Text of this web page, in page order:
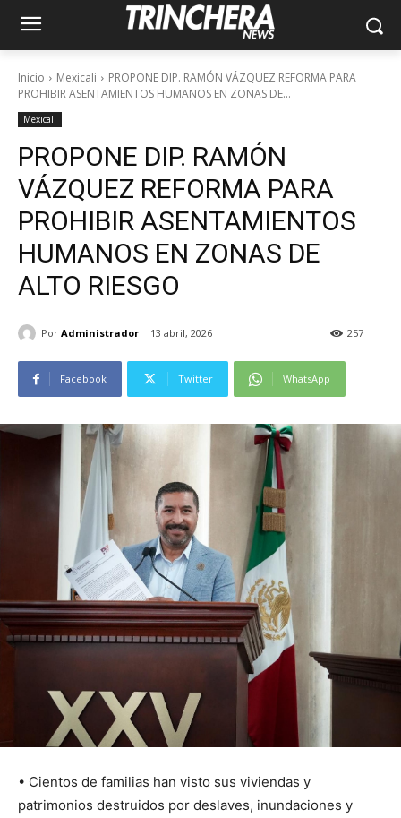
Inicio Mexicali
PROPONE DIP. RAMÓN VÁZQUEZ REFORMA PARA
PROHIBIR ASENTAMIENTOS HUMANOS EN ZONAS DE...
Mexicali
PROPONE DIP. RAMÓN
VÁZQUEZ REFORMA PARA
PROHIBIR ASENTAMIENTOS
HUMANOS EN ZONAS DE
ALTO RIESGO
Por Administrador 13 abril, 2026 257
Facebook Twitter WhatsApp
• Cientos de familias han visto sus viviendas y
patrimonios destruidos por deslaves, inundaciones y